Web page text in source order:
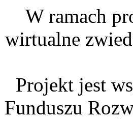
W ramach
wirtualne
Projekt jest
Funduszu